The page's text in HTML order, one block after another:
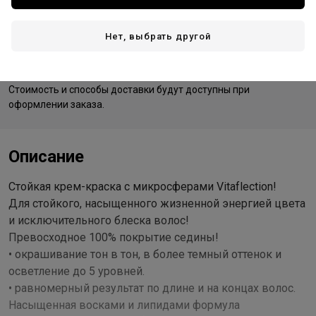
Стоимость и способы доставки будут доступны при
оформлении заказа.
Описание
Стойкая крем-краска с микросферами Vitaflection!
Для стойкого, насыщенного жизненной энергией цвета
и исключительного блеска волос!
Превосходное 100% покрытие седины!
• окрашивание тон в тон, в более темный оттенок и
осветление до 5 уровней.
• равномерный результат по длине и на концах волос.
Насыщенная восками и липидами формула
Нет, выбрать другой